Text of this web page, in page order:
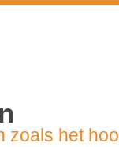
zoals het